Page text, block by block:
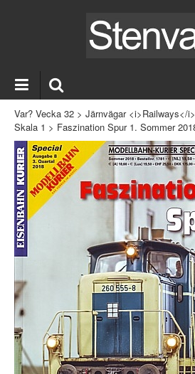
Var? Vecka 32 > Järnvägar <i>Railways</i>
Skala 1 > Faszination Spur 1. Sommer